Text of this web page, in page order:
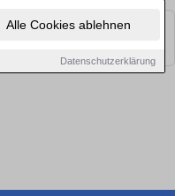
Alle Cookies ablehnen
Datenschutzerklärung
Objekte finden. Schauen Sie